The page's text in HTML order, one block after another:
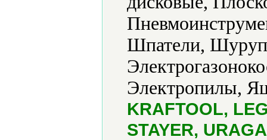
Шпатели,
Электропилы,
KRAFTOOL,
STAYER,